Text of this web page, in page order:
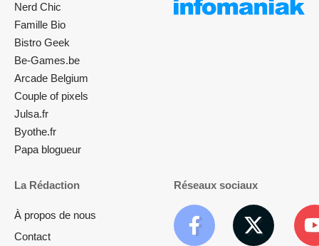
Nerd Chic
Famille Bio
Bistro Geek
Be-Games.be
Arcade Belgium
Couple of pixels
Julsa.fr
Byothe.fr
Papa blogueur
La Rédaction
À propos de nous
Contact
Réseaux sociaux